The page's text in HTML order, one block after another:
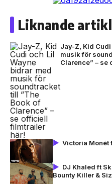
Liknande
Jay-Z, Kid
musik för
Clarence” –
Victoria Monét
DJ Khaled ft
Bounty Killer &